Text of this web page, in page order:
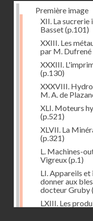
Première image
XII. La sucrerie
Basset(p.101)
XXIII. Les
par M. Dufrené
XXXIII.
(p.130)
XXXVIII.
M. A. de
XLI. Moteurs
(p.521)
XLVII. La
(p.321)
L. Machines-
Vigreux(p.1)
LI. Appareils et
donner aux
docteur Gruby
LXIII. Les